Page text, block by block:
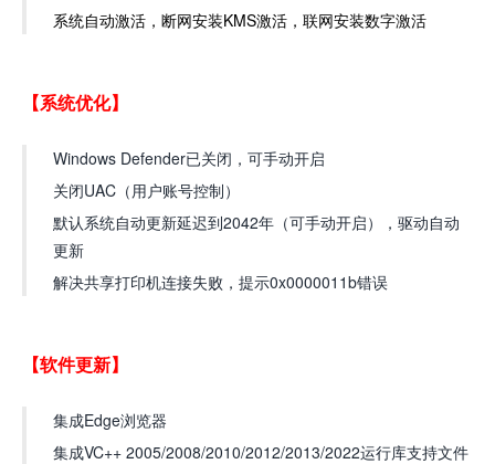
系统自动激活，断网安装KMS激活，联网安装数字激活
【系统优化】
Windows Defender已关闭，可手动开启
关闭UAC（用户账号控制）
默认系统自动更新延迟到2042年（可手动开启），驱动自动
更新
解决共享打印机连接失败，提示0x0000011b错误
【软件更新】
集成Edge浏览器
集成VC++ 2005/2008/2010/2012/2013/2022运行库支持文件